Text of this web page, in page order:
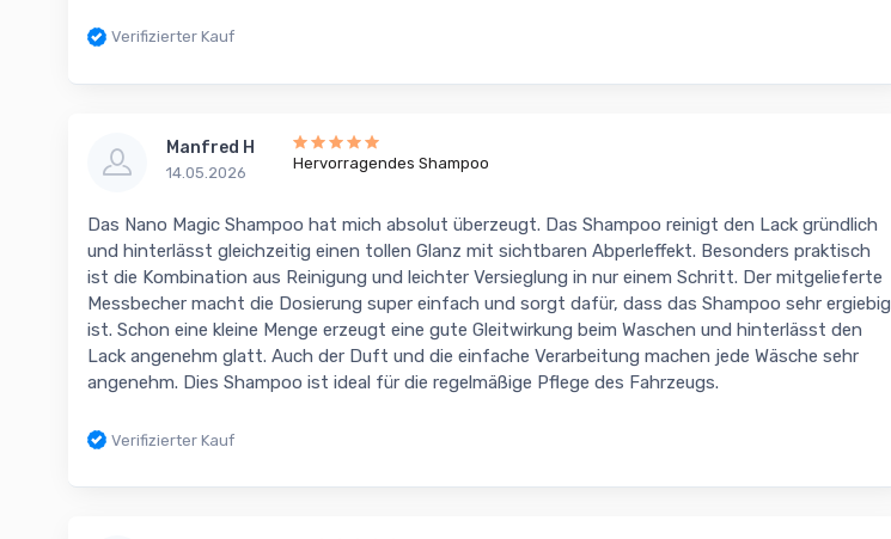
Verifizierter Kauf
Manfred H
14.05.2026
Hervorragendes Shampoo
Das Nano Magic Shampoo hat mich absolut überzeugt. Das Shampoo reinigt den Lack gründlich
und hinterlässt gleichzeitig einen tollen Glanz mit sichtbaren Abperleffekt. Besonders praktisch
ist die Kombination aus Reinigung und leichter Versieglung in nur einem Schritt. Der mitgelieferte
Messbecher macht die Dosierung super einfach und sorgt dafür, dass das Shampoo sehr ergiebig
ist. Schon eine kleine Menge erzeugt eine gute Gleitwirkung beim Waschen und hinterlässt den
Lack angenehm glatt. Auch der Duft und die einfache Verarbeitung machen jede Wäsche sehr
angenehm. Dies Shampoo ist ideal für die regelmäßige Pflege des Fahrzeugs.
Verifizierter Kauf